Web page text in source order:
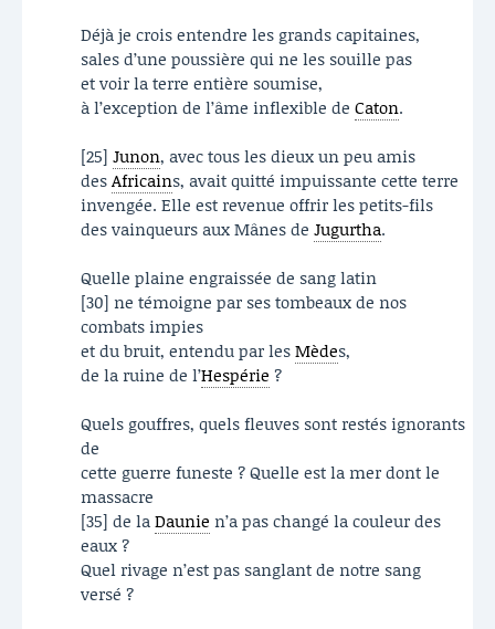
Déjà je crois entendre les grands capitaines,
sales d’une poussière qui ne les souille pas
et voir la terre entière soumise,
à l’exception de l’âme inflexible de Caton.
[25] Junon, avec tous les dieux un peu amis
desAfricains, avait quitté impuissante cette terre
invengée. Elle est revenue offrir les petits-fils
des vainqueurs aux Mânes de Jugurtha.
Quelle plaine engraissée de sang latin
[30] ne témoigne par ses tombeaux de nos
combats impies
et du bruit, entendu par lesMèdes,
de la ruine de l’Hespérie ?
Quels gouffres, quels fleuves sont restés ignorants
de
cette guerre funeste ? Quelle est la mer dont le
massacre
[35] de laDaunie n’a pas changé la couleur des
eaux ?
Quel rivage n’est pas sanglant de notre sang
versé ?